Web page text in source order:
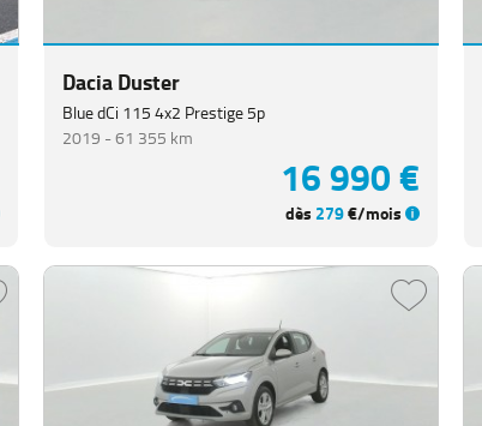
Dacia Duster
Blue dCi 115 4x2 Prestige 5p
2019 -61 355 km
16 990 €
dès 279€/mois